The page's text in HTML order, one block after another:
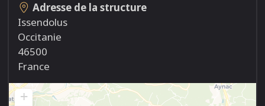
Adresse de la structure
Issendolus
Occitanie
46500
France
+